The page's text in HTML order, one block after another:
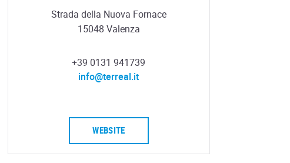
Strada della Nuova Fornace
15048 Valenza
+39 0131 941739
info@terreal.it
WEBSITE